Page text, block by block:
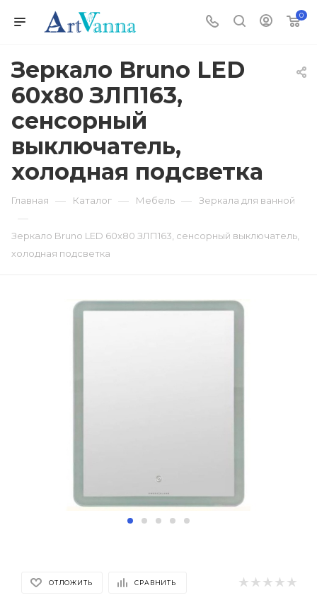
0
Зеркало Bruno LED
60x80 ЗЛП163,
cенсорный
выключатель,
холодная подсветка
Главная — Каталог — Мебель — Зеркала для ванной
—
Зеркало Bruno LED 60x80 ЗЛП163, cенсорный выключатель,
холодная подсветка
ОТЛОЖИТЬ СРАВНИТЬ